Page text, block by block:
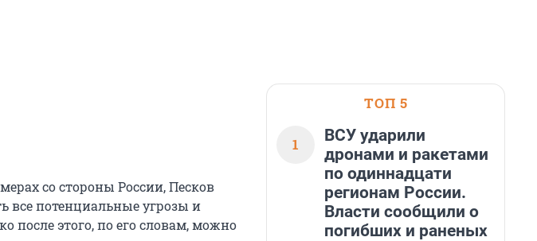
со стороны России, Песков
все потенциальные угрозы и
после этого, по его словам, можно
ТОП 5
1
ВСУ ударили
дронами и ракетами
по одиннадцати
регионам России.
Власти сообщили о
погибших и раненых